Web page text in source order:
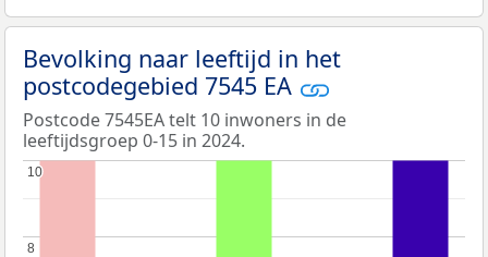
Bevolking naar leeftijd in het
postcodegebied 7545 EA
Postcode 7545EA telt 10 inwoners in de
leeftijdsgroep 0-15 in 2024.
8
8
10
10